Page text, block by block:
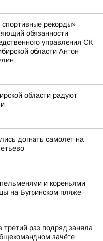
рекорды»
обязанности
управления СК
области Антон
области радуют
догнать самолёт на
и кореньями
на Бугринском пляже
третий раз подряд заняла
зачёте